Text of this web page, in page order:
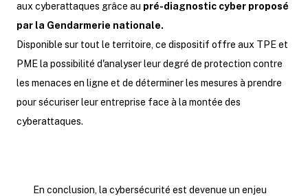
aux cyberattaques grâce au pré-diagnostic cyber proposé
par la Gendarmerie nationale.
Disponible sur tout le territoire, ce dispositif offre aux TPE et
PME la possibilité d'analyser leur degré de protection contre
les menaces en ligne et de déterminer les mesures à prendre
pour sécuriser leur entreprise face à la montée des
cyberattaques.
En conclusion, la cybersécurité est devenue un enjeu